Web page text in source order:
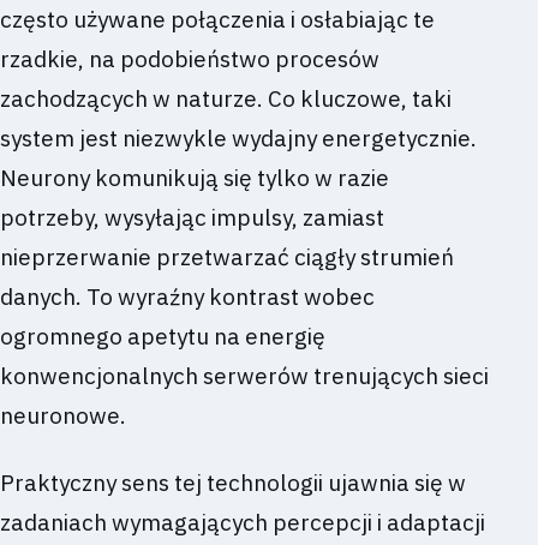
często używane połączenia i osłabiając te
rzadkie, na podobieństwo procesów
zachodzących w naturze. Co kluczowe, taki
system jest niezwykle wydajny energetycznie.
Neurony komunikują się tylko w razie
potrzeby, wysyłając impulsy, zamiast
nieprzerwanie przetwarzać ciągły strumień
danych. To wyraźny kontrast wobec
ogromnego apetytu na energię
konwencjonalnych serwerów trenujących sieci
neuronowe.
Praktyczny sens tej technologii ujawnia się w
zadaniach wymagających percepcji i adaptacji